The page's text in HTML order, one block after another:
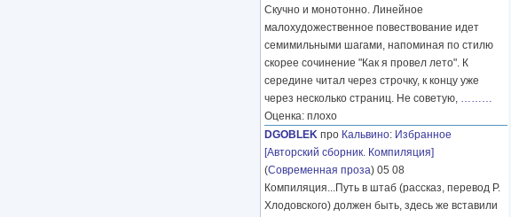
Скучно и монотонно. Линейное
малохудожественное повествование идет
семимильными шагами, напоминая по стилю
скорее сочинение "Как я провел лето". К
середине читал через строчку, к концу уже
через несколько страниц. Не советую, ………
Оценка: плохо
DGOBLEK про Кальвино: Избранное
[Авторский сборник. Компиляция]
(Современная проза) 05 08
Компиляция...Путь в штаб (рассказ, перевод Р.
Хлодовского) должен быть, здесь же вставили